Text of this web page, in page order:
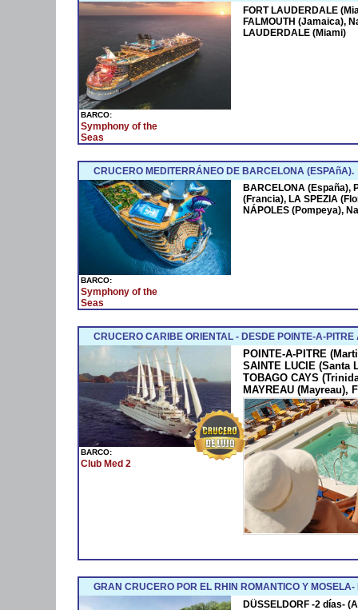
BARCO:
Symphony of the
Seas
FORT LAUDERDALE
FALMOUTH (Jamaica),
LAUDERDALE (Miami)
CRUCERO MEDITERRÁNEO DE BARCELONA (ESPAñA).
BARCO:
Symphony of the
Seas
BARCELONA (España),
(Francia), LA SPEZIA
NÁPOLES (Pompeya),
CRUCERO CARIBE ORIENTAL - DESDE POINTE-A-PITRE
BARCO:
Club Med 2
POINTE-A-PITRE
SAINTE LUCIE (Santa
TOBAGO CAYS
MAYREAU (Mayreau),
GRAN CRUCERO POR EL RHIN ROMANTICO Y
DÜSSELDORF -2 días-